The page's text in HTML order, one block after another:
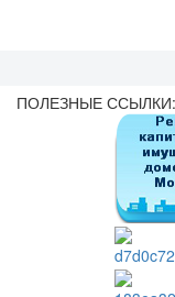
ПОЛЕЗНЫЕ ССЫЛКИ: